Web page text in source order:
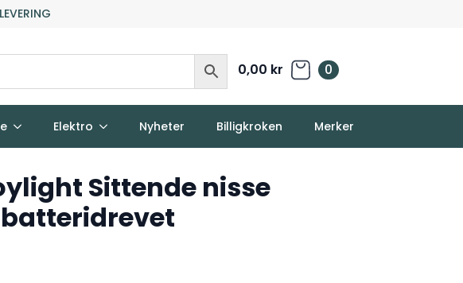
0,00 kr 0
Elektro Nyheter Billigkroken Merker
Sittende nisse